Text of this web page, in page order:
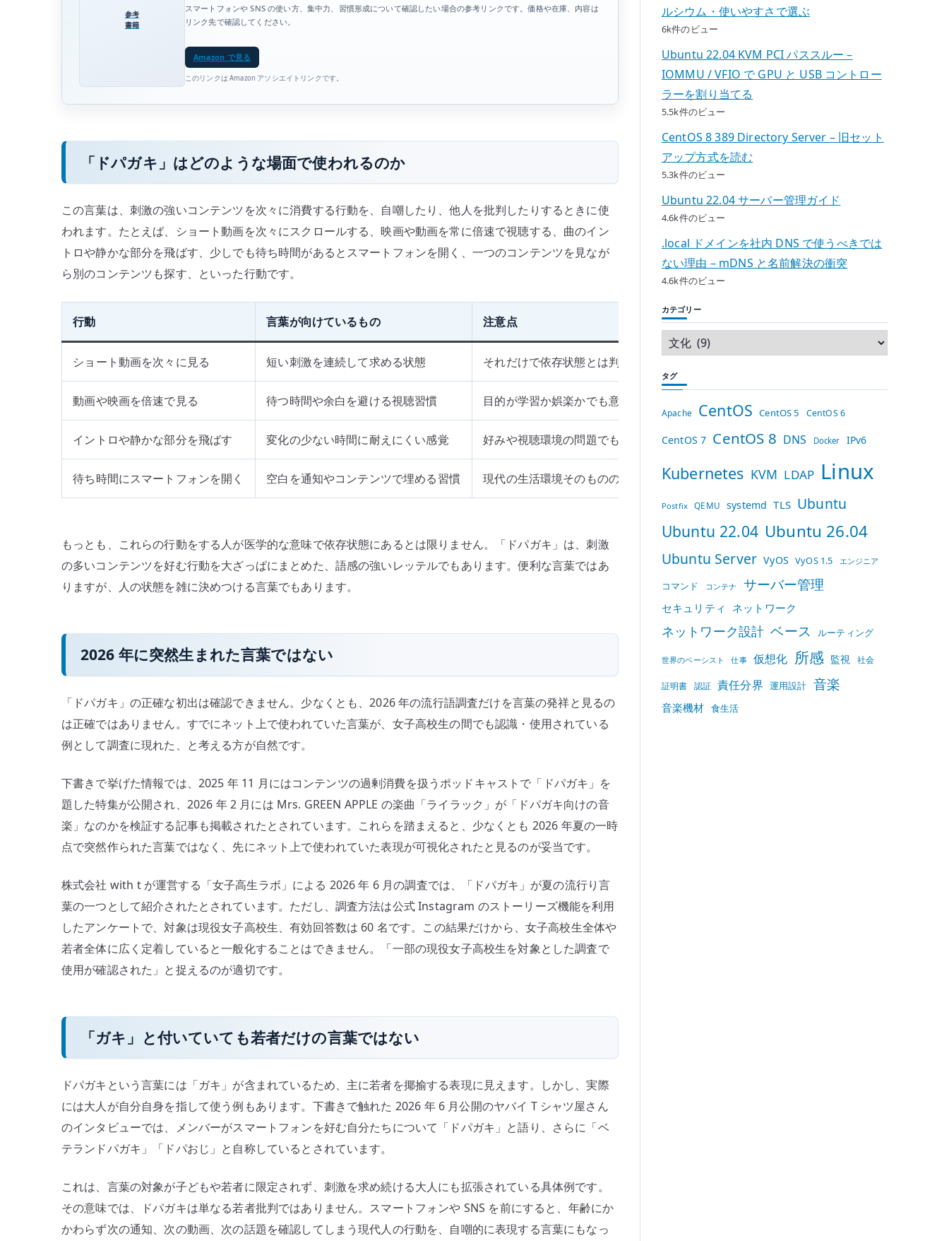
参考
書籍
スマートフォンや SNS の使い方、集中力、習慣形成について確認したい場合の参考リンクです。価格や在庫、内容は
リンク先で確認してください。
Amazon で見る
このリンクは Amazon アソシエイトリンクです。
「ドパガキ」はどのような場面で使われるのか
この言葉は、刺激の強いコンテンツを次々に消費する行動を、自嘲したり、他人を批判したりするときに使
われます。たとえば、ショート動画を次々にスクロールする、映画や動画を常に倍速で視聴する、曲のイン
トロや静かな部分を飛ばす、少しでも待ち時間があるとスマートフォンを開く、一つのコンテンツを見なが
ら別のコンテンツも探す、といった行動です。
行動 言葉が向けているもの 注意点
ショート動画を次々に見る 短い刺激を連続して求める状態 それだけで依存状態とは判断できません
動画や映画を倍速で見る 待つ時間や余白を避ける視聴習慣 目的が学習か娯楽かでも意味は変わります
イントロや静かな部分を飛ばす 変化の少ない時間に耐えにくい感覚 好みや視聴環境の問題でもあります
待ち時間にスマートフォンを開く 空白を通知やコンテンツで埋める習慣 現代の生活環境そのものの影響もあります
もっとも、これらの行動をする人が医学的な意味で依存状態にあるとは限りません。「ドパガキ」は、刺激
の多いコンテンツを好む行動を大ざっぱにまとめた、語感の強いレッテルでもあります。便利な言葉ではあ
りますが、人の状態を雑に決めつける言葉でもあります。
2026 年に突然生まれた言葉ではない
「ドパガキ」の正確な初出は確認できません。少なくとも、2026 年の流行語調査だけを言葉の発祥と見るの
は正確ではありません。すでにネット上で使われていた言葉が、女子高校生の間でも認識・使用されている
例として調査に現れた、と考える方が自然です。
下書きで挙げた情報では、2025 年 11 月にはコンテンツの過剰消費を扱うポッドキャストで「ドパガキ」を
題した特集が公開され、2026 年 2 月には Mrs. GREEN APPLE の楽曲「ライラック」が「ドパガキ向けの音
楽」なのかを検証する記事も掲載されたとされています。これらを踏まえると、少なくとも 2026 年夏の一時
点で突然作られた言葉ではなく、先にネット上で使われていた表現が可視化されたと見るのが妥当です。
株式会社 with t が運営する「女子高生ラボ」による 2026 年 6 月の調査では、「ドパガキ」が夏の流行り言
葉の一つとして紹介されたとされています。ただし、調査方法は公式 Instagram のストーリーズ機能を利用
したアンケートで、対象は現役女子高校生、有効回答数は 60 名です。この結果だけから、女子高校生全体や
若者全体に広く定着していると一般化することはできません。「一部の現役女子高校生を対象とした調査で
使用が確認された」と捉えるのが適切です。
「ガキ」と付いていても若者だけの言葉ではない
ドパガキという言葉には「ガキ」が含まれているため、主に若者を揶揄する表現に見えます。しかし、実際
には大人が自分自身を指して使う例もあります。下書きで触れた 2026 年 6 月公開のヤバイ T シャツ屋さん
のインタビューでは、メンバーがスマートフォンを好む自分たちについて「ドパガキ」と語り、さらに「ベ
テランドパガキ」「ドパおじ」と自称しているとされています。
これは、言葉の対象が子どもや若者に限定されず、刺激を求め続ける大人にも拡張されている具体例です。
その意味では、ドパガキは単なる若者批判ではありません。スマートフォンや SNS を前にすると、年齢にか
かわらず次の通知、次の動画、次の話題を確認してしまう現代人の行動を、自嘲的に表現する言葉にもなっ
ルシウム・使いやすさで選ぶ
6k件のビュー
Ubuntu 22.04 KVM PCI パススルー –
IOMMU / VFIO で GPU と USB コントロー
ラーを割り当てる
5.5k件のビュー
CentOS 8 389 Directory Server – 旧セット
アップ方式を読む
5.3k件のビュー
Ubuntu 22.04 サーバー管理ガイド
4.6k件のビュー
.local ドメインを社内 DNS で使うべきでは
ない理由 – mDNS と名前解決の衝突
4.6k件のビュー
カテゴリー
タグ
Apache CentOS CentOS 5 CentOS 6
CentOS 7 CentOS 8 DNS Docker IPv6
Kubernetes KVM LDAP Linux
Postfix QEMU systemd TLS Ubuntu
Ubuntu 22.04 Ubuntu 26.04
Ubuntu Server VyOS VyOS 1.5 エンジニア
コマンド コンテナ サーバー管理
セキュリティ ネットワーク
ネットワーク設計 ベース ルーティング
世界のベーシスト 仕事 仮想化 所感 監視 社会
証明書 認証 責任分界 運用設計 音楽
音楽機材 食生活